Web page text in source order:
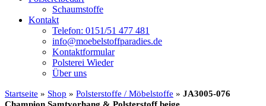
Schaumstoffe
Kontakt
Telefon: 0151/51 477 481
info@moebelstoffparadies.de
Kontaktformular
Polsterei Wieder
Über uns
Startseite » Shop » Polsterstoffe / Möbelstoffe » JA3005-076
Champion Samtvorhang & Polsterstoff beige